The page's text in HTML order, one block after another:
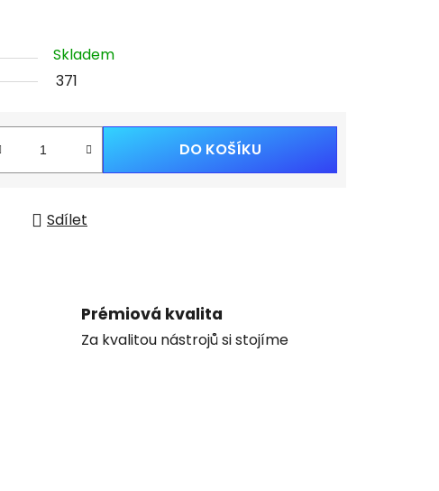
Skladem
371
DO KOŠÍKU
Sdílet
Prémiová kvalita
Za kvalitou nástrojů si stojíme